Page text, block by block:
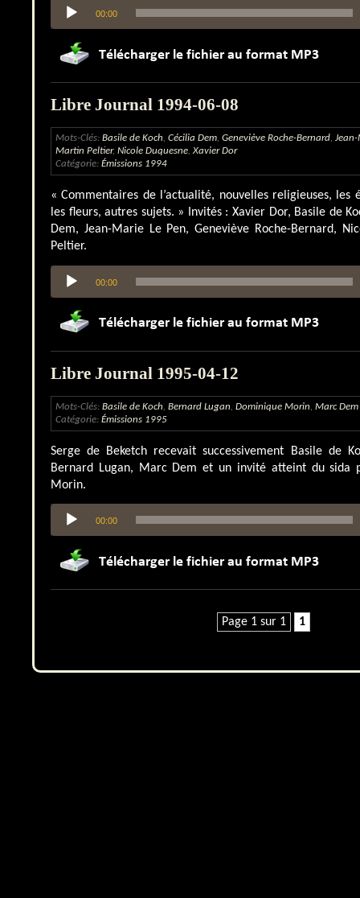
audio
00:00
Libre Journal 1994-06-08
Mots-Clés: Basile de Koch, Cécilia Dem, Geneviève Roche-Bernard, Jean-
Martin Peltier, Nicole Duquesne,Xavier Dor
Catégorie: Émissions 1994
« Commentaires de l’actualité, nouvelles religieuses, les
les fleurs, autres sujets. » Invités : Xavier Dor, Basile de
Dem, Jean-Marie Le Pen, Geneviève Roche-Bernard,
Peltier.
Lecteur
audio
00:00
Libre Journal 1995-04-12
Mots-Clés: Basile de Koch, Bernard Lugan, Dominique Morin, Marc Dem
Catégorie: Émissions 1995
Serge de Beketch recevait successivement Basile de
Bernard Lugan, Marc Dem et un invité atteint du sida
Morin.
audio
00:00
Page 1 sur 1 1